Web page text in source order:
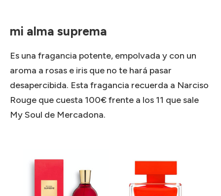
mi alma suprema
Es una fragancia potente, empolvada y con un
aroma a rosas e iris que no te hará pasar
desapercibida. Esta fragancia recuerda a Narciso
Rouge que cuesta 100€ frente a los 11 que sale
My Soul de Mercadona.